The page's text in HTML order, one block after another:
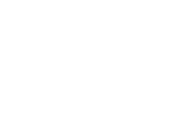
hålla dig uppdaterad på det senaste
matters